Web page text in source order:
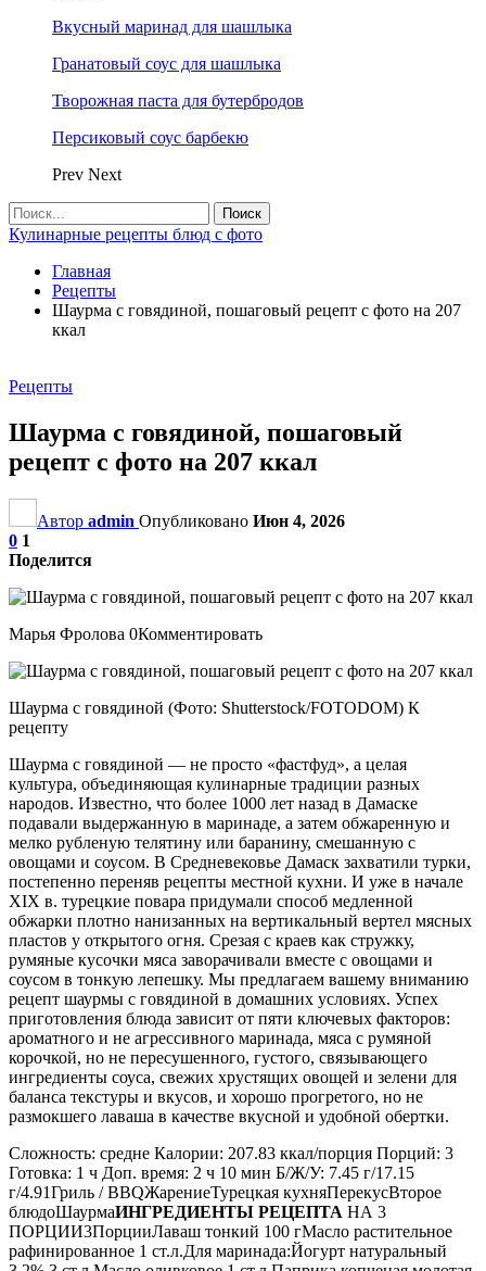
Вкусный маринад для шашлыка
Гранатовый соус для шашлыка
Творожная паста для бутербродов
Персиковый соус барбекю
Prev Next
Кулинарные рецепты блюд с фото
Главная
Рецепты
Шаурма с говядиной, пошаговый рецепт с фото на 207
ккал
Рецепты
Шаурма с говядиной, пошаговый
рецепт с фото на 207 ккал
Автор admin Опубликовано Июн 4, 2026
0 1
Поделится
Марья Фролова 0Комментировать
Шаурма с говядиной (Фото: Shutterstock/FOTODOM) К
рецепту
Шаурма с говядиной — не просто «фастфуд», а целая
культура, объединяющая кулинарные традиции разных
народов. Известно, что более 1000 лет назад в Дамаске
подавали выдержанную в маринаде, а затем обжаренную и
мелко рубленую телятину или баранину, смешанную с
овощами и соусом. В Средневековье Дамаск захватили турки,
постепенно переняв рецепты местной кухни. И уже в начале
XIX в. турецкие повара придумали способ медленной
обжарки плотно нанизанных на вертикальный вертел мясных
пластов у открытого огня. Срезая с краев как стружку,
румяные кусочки мяса заворачивали вместе с овощами и
соусом в тонкую лепешку. Мы предлагаем вашему вниманию
рецепт шаурмы с говядиной в домашних условиях. Успех
приготовления блюда зависит от пяти ключевых факторов:
ароматного и не агрессивного маринада, мяса с румяной
корочкой, но не пересушенного, густого, связывающего
ингредиенты соуса, свежих хрустящих овощей и зелени для
баланса текстуры и вкусов, и хорошо прогретого, но не
размокшего лаваша в качестве вкусной и удобной обертки.
Сложность: средне Калории: 207.83 ккал/порция Порций: 3
Готовка: 1 ч Доп. время: 2 ч 10 мин Б/Ж/У: 7.45 г/17.15
г/4.91Гриль / BBQЖарениеТурецкая кухняПерекусВторое
блюдоШаурмаИНГРЕДИЕНТЫ РЕЦЕПТА НА 3
ПОРЦИИ3ПорцииЛаваш тонкий 100 гМасло растительное
рафинированное 1 ст.л.Для маринада:Йогурт натуральный